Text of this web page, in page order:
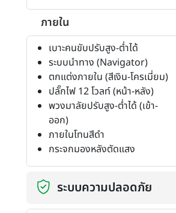
ภายใน
เบาะคนขับปรับสูง-ต่ำได้
ระบบนำทาง (Navigator)
ตกแต่งภายใน (สีเงิน-โครเมี่ยม)
ปลั๊กไฟ 12 โวลท์ (หน้า-หลัง)
พวงมาลัยปรับสูง-ต่ำได้ (เข้า-
ออก)
ภายในโทนสีดำ
กระจกมองหลังตัดแสง
ระบบความปลอดภัย